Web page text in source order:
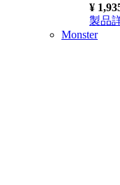
¥
製品
Monster